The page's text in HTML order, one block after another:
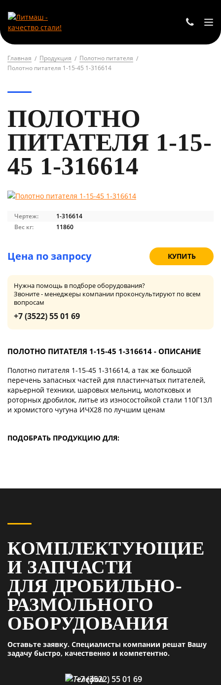
Главная Продукция
Полотно питателя
Полотно питателя 1-15-45 1-316614
ПОЛОТНО
ПИТАТЕЛЯ 1-15-
45 1-316614
Чертеж:
1-316614
Вес кг:
11860
Цена по запросу КУПИТЬ
Нужна помощь в подборе оборудования?
Звоните - менеджеры компании проконсультируют по всем
вопросам
+7 (3522) 55 01 69
ПОЛОТНО ПИТАТЕЛЯ 1-15-45 1-316614 - ОПИСАНИЕ
Полотно питателя 1-15-45 1-316614, а так же большой
перечень запасных частей для пластинчатых питателей,
карьерной техники, шаровых мельниц, молотковых и
роторных дробилок, литье из износостойкой стали 110Г13Л
и хромистого чугуна ИЧХ28 по лучшим ценам
ПОДОБРАТЬ ПРОДУКЦИЮ ДЛЯ:
КОМПЛЕКТУЮЩИЕ
И ЗАПЧАСТИ
ДЛЯ ДРОБИЛЬНО-
РАЗМОЛЬНОГО
ОБОРУДОВАНИЯ
Оставьте заявку. Специалисты компании решат Вашу
задачу быстро, качественно и компетентно.
+7 (3522) 55 01 69